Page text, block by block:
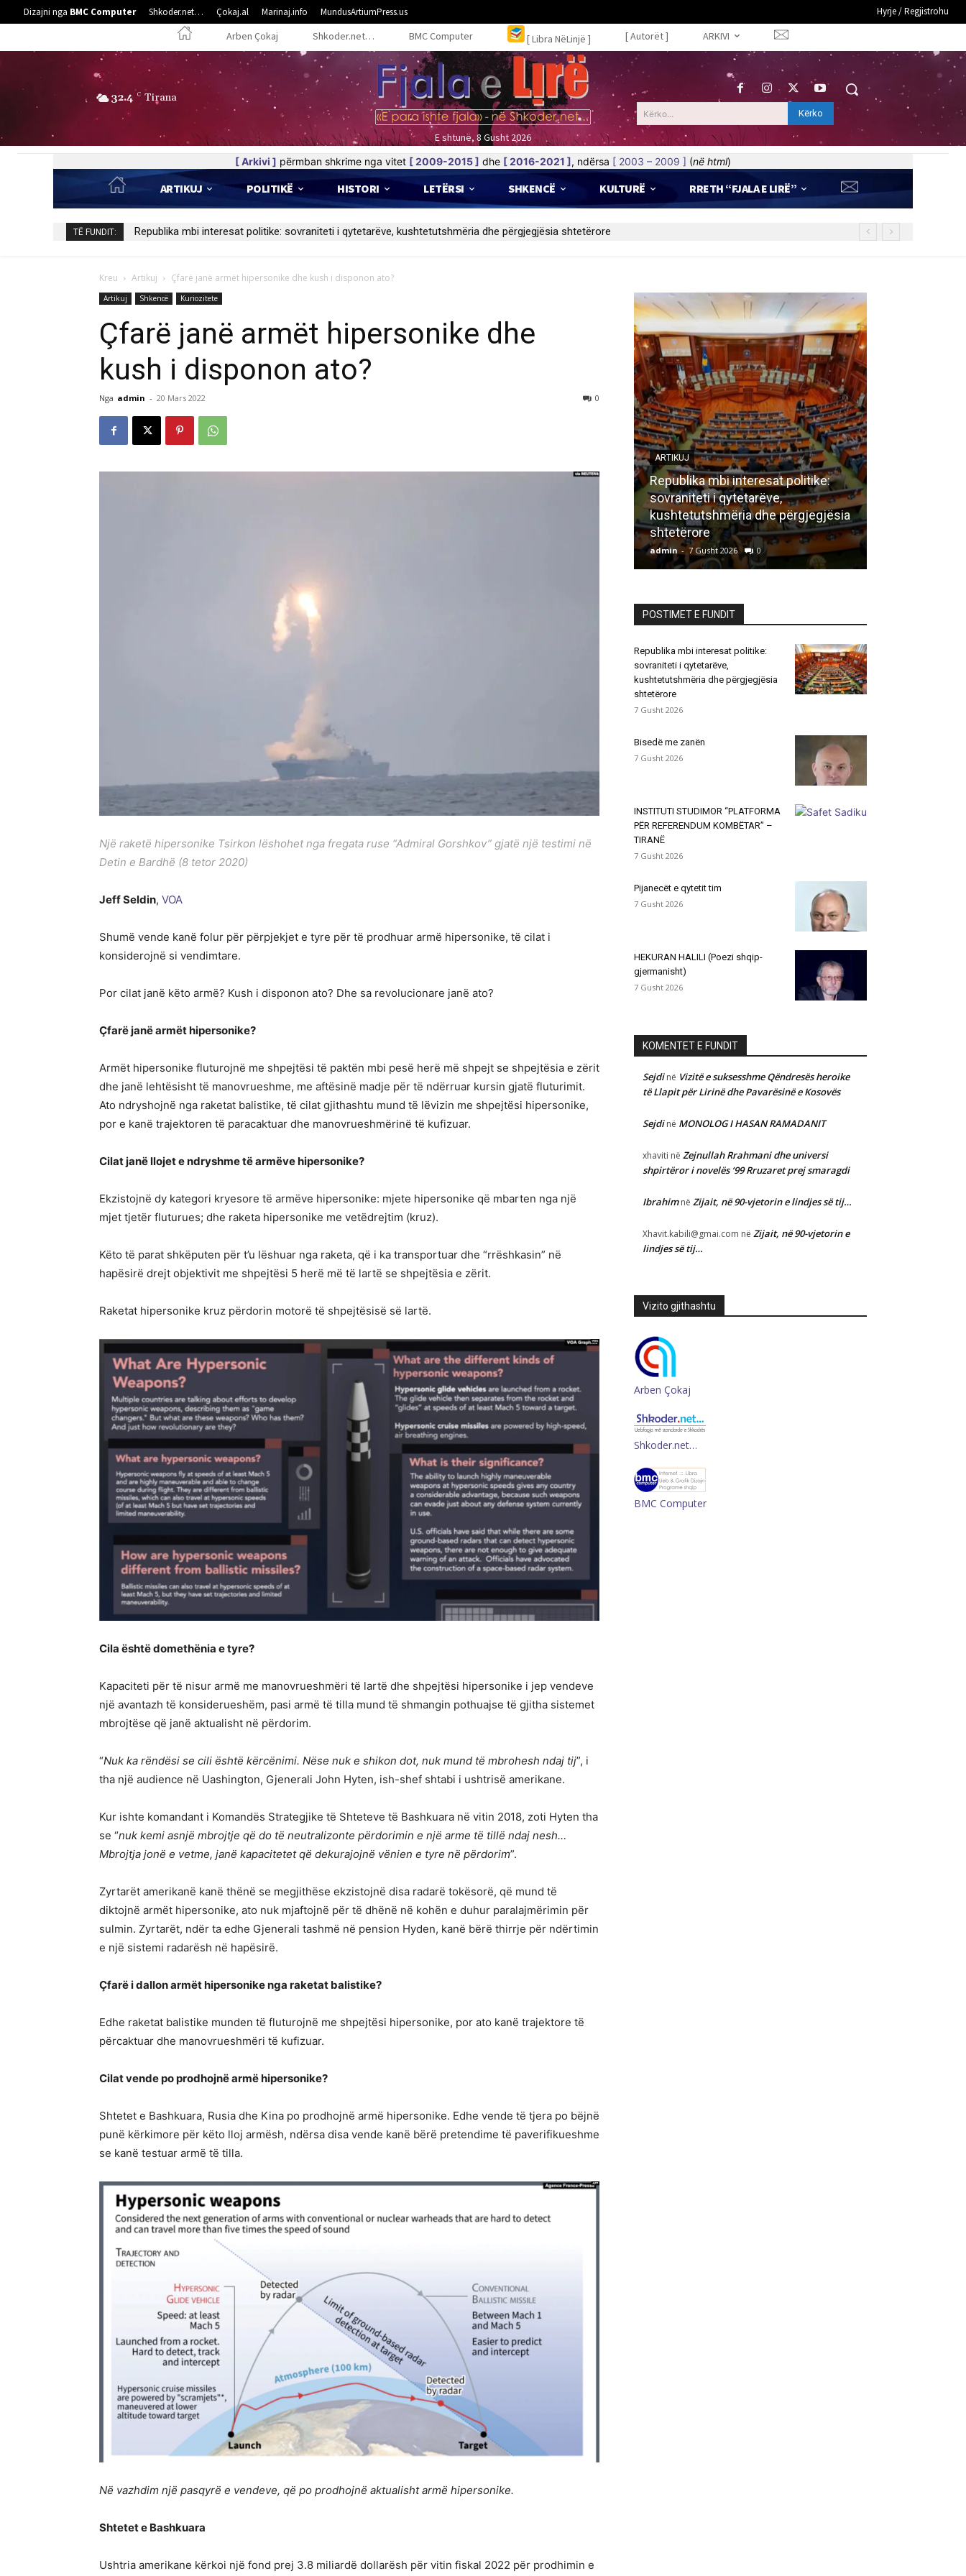
Dizajni nga BMC Computer Shkoder.net… Çokaj.al Marinaj.info MundusArtiumPress.us Hyrje / Regjistrohu
Arben Çokaj Shkoder.net… BMC Computer [ Libra NëLinjë ] [ Autorët ] ARKIVI
32.4 C Tirana
E shtunë, 8 Gusht 2026
Kërko... Kërko
[ Arkivi ] përmban shkrime nga vitet [ 2009-2015 ] dhe [ 2016-2021 ], ndërsa [ 2003 – 2009 ] (në html)
ARTIKUJ POLITIKË HISTORI LETËRSI SHKENCË KULTURË RRETH “FJALA E LIRË”
TË FUNDIT: Bisedë me zanën
Kreu Artikuj Çfarë janë armët hipersonike dhe kush i disponon ato?
Artikuj Shkencë Kuriozitete
Çfarë janë armët hipersonike dhe
kush i disponon ato?
Nga admin - 20 Mars 2022 0
Një raketë hipersonike Tsirkon lëshohet nga fregata ruse “Admiral Gorshkov” gjatë një testimi në
Detin e Bardhë (8 tetor 2020)
Jeff Seldin, VOA
Shumë vende kanë folur për përpjekjet e tyre për të prodhuar armë hipersonike, të cilat i
konsiderojnë si vendimtare.
Por cilat janë këto armë? Kush i disponon ato? Dhe sa revolucionare janë ato?
Çfarë janë armët hipersonike?
Armët hipersonike fluturojnë me shpejtësi të paktën mbi pesë herë më shpejt se shpejtësia e zërit
dhe janë lehtësisht të manovrueshme, me aftësinë madje për të ndërruar kursin gjatë fluturimit.
Ato ndryshojnë nga raketat balistike, të cilat gjithashtu mund të lëvizin me shpejtësi hipersonike,
por e kanë trajektoren të paracaktuar dhe manovrueshmërinë të kufizuar.
Cilat janë llojet e ndryshme të armëve hipersonike?
Ekzistojnë dy kategori kryesore të armëve hipersonike: mjete hipersonike që mbarten nga një
mjet tjetër fluturues; dhe raketa hipersonike me vetëdrejtim (kruz).
Këto të parat shkëputen për t’u lëshuar nga raketa, që i ka transportuar dhe “rrëshkasin” në
hapësirë drejt objektivit me shpejtësi 5 herë më të lartë se shpejtësia e zërit.
Raketat hipersonike kruz përdorin motorë të shpejtësisë së lartë.
Cila është domethënia e tyre?
Kapaciteti për të nisur armë me manovrueshmëri të lartë dhe shpejtësi hipersonike i jep vendeve
një avantazh të konsiderueshëm, pasi armë të tilla mund të shmangin pothuajse të gjitha sistemet
mbrojtëse që janë aktualisht në përdorim.
“Nuk ka rëndësi se cili është kërcënimi. Nëse nuk e shikon dot, nuk mund të mbrohesh ndaj tij”, i
tha një audience në Uashington, Gjenerali John Hyten, ish-shef shtabi i ushtrisë amerikane.
Kur ishte komandant i Komandës Strategjike të Shteteve të Bashkuara në vitin 2018, zoti Hyten tha
se “nuk kemi asnjë mbrojtje që do të neutralizonte përdorimin e një arme të tillë ndaj nesh…
Mbrojtja jonë e vetme, janë kapacitetet që dekurajojnë vënien e tyre në përdorim”.
Zyrtarët amerikanë kanë thënë se megjithëse ekzistojnë disa radarë tokësorë, që mund të
diktojnë armët hipersonike, ato nuk mjaftojnë për të dhënë në kohën e duhur paralajmërimin për
sulmin. Zyrtarët, ndër ta edhe Gjenerali tashmë në pension Hyden, kanë bërë thirrje për ndërtimin
e një sistemi radarësh në hapësirë.
Çfarë i dallon armët hipersonike nga raketat balistike?
Edhe raketat balistike munden të fluturojnë me shpejtësi hipersonike, por ato kanë trajektore të
përcaktuar dhe manovrueshmëri të kufizuar.
Cilat vende po prodhojnë armë hipersonike?
Shtetet e Bashkuara, Rusia dhe Kina po prodhojnë armë hipersonike. Edhe vende të tjera po bëjnë
punë kërkimore për këto lloj armësh, ndërsa disa vende kanë bërë pretendime të paverifikueshme
se kanë testuar armë të tilla.
Në vazhdim një pasqyrë e vendeve, që po prodhojnë aktualisht armë hipersonike.
Shtetet e Bashkuara
Ushtria amerikane kërkoi një fond prej 3.8 miliardë dollarësh për vitin fiskal 2022 për prodhimin e
ARTIKUJ
Republika mbi interesat politike:
sovraniteti i qytetarëve,
kushtetutshmëria dhe përgjegjësia
shtetërore
admin - 7 Gusht 2026 0
POSTIMET E FUNDIT
Republika mbi interesat politike:
sovraniteti i qytetarëve,
kushtetutshmëria dhe përgjegjësia
shtetërore
7 Gusht 2026
Bisedë me zanën
7 Gusht 2026
INSTITUTI STUDIMOR “PLATFORMA
PËR REFERENDUM KOMBËTAR” –
TIRANË
7 Gusht 2026
Pijanecët e qytetit tim
7 Gusht 2026
HEKURAN HALILI (Poezi shqip-
gjermanisht)
7 Gusht 2026
KOMENTET E FUNDIT
Sejdinë Vizitë e suksesshme Qëndresës heroike
të Llapit për Lirinë dhe Pavarësinë e Kosovës
Sejdinë MONOLOG I HASAN RAMADANIT
xhaviti në Zejnullah Rrahmani dhe universi
shpirtëror i novelës ‘99 Rruzaret prej smaragdi
Ibrahimnë Zijait, në 90-vjetorin e lindjes së tij…
Xhavit.kabili@gmai.com në Zijait, në 90-vjetorin e
lindjes së tij…
Vizito gjithashtu
Arben Çokaj
Shkoder.net…
BMC Computer